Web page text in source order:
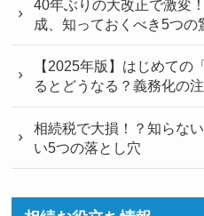
40年ぶりの大改正で激変
成、知っておくべき5つの
【2025年版】はじめての
るとどうなる？義務化の
相続税で大損！？知らな
い5つの落とし穴